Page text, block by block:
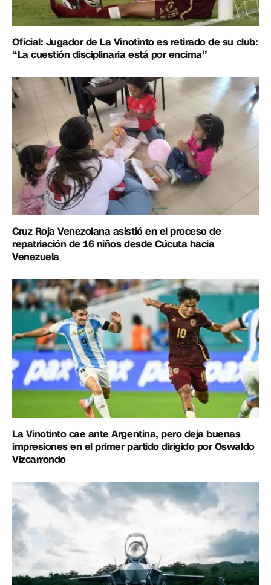
Oficial: Jugador de La Vinotinto es retirado de su club:
“La cuestión disciplinaria está por encima”
Cruz Roja Venezolana asistió en el proceso de
repatriación de 16 niños desde Cúcuta hacia
Venezuela
La Vinotinto cae ante Argentina, pero deja buenas
impresiones en el primer partido dirigido por Oswaldo
Vizcarrondo